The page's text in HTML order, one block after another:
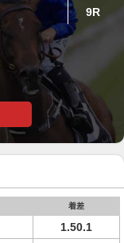
9R
着差
1.50.1